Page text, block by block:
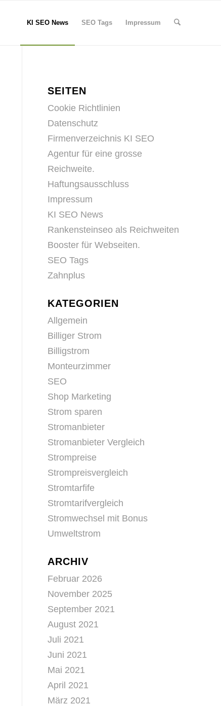
KI SEO News SEO Tags Impressum
SEITEN
Cookie Richtlinien
Datenschutz
Firmenverzeichnis KI SEO
Agentur für eine grosse
Reichweite.
Haftungsausschluss
Impressum
KI SEO News
Rankensteinseo als Reichweiten
Booster für Webseiten.
SEO Tags
Zahnplus
KATEGORIEN
Allgemein
Billiger Strom
Billigstrom
Monteurzimmer
SEO
Shop Marketing
Strom sparen
Stromanbieter
Stromanbieter Vergleich
Strompreise
Strompreisvergleich
Stromtarfife
Stromtarifvergleich
Stromwechsel mit Bonus
Umweltstrom
ARCHIV
Februar 2026
November 2025
September 2021
August 2021
Juli 2021
Juni 2021
Mai 2021
April 2021
März 2021